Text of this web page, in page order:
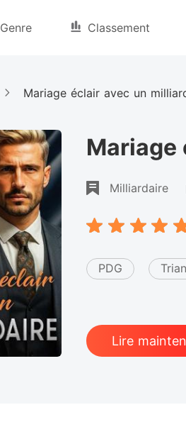
Genre Classement
Mariage éclair avec un
Mariage
Milliardaire
PDG
Lire